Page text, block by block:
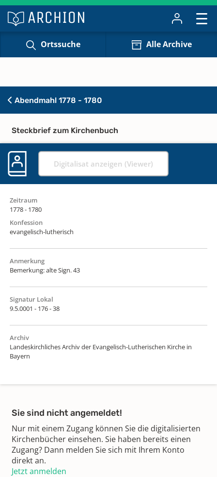
Ortssuche Alle Archive
Abendmahl 1778 - 1780
Steckbrief zum Kirchenbuch
Digitalisat anzeigen (Viewer)
Zeitraum
1778 - 1780
Konfession
evangelisch-lutherisch
Anmerkung
Bemerkung: alte Sign. 43
Signatur Lokal
9.5.0001 - 176 - 38
Archiv
Landeskirchliches Archiv der Evangelisch-Lutherischen Kirche in
Bayern
Sie sind nicht angemeldet!
Nur mit einem Zugang können Sie die digitalisierten
Kirchenbücher einsehen. Sie haben bereits einen
Zugang? Dann melden Sie sich mit Ihrem Konto
direkt an.
Jetzt anmelden